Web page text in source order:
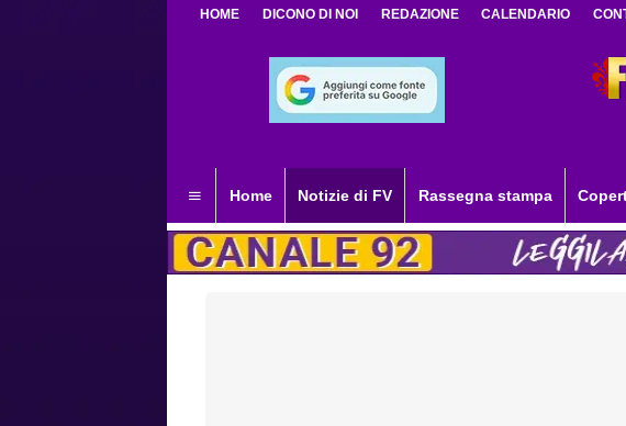
HOME DICONO DI NOI REDAZIONE CALENDARIO
Home Notizie di FV Rassegna stampa